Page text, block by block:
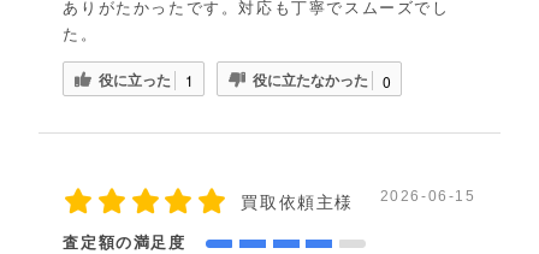
ありがたかったです。対応も丁寧でスムーズでし
た。
役に立った 1 役に立たなかった 0
買取依頼主様 2026-06-15
査定額の満足度